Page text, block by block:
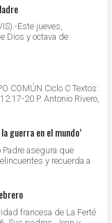
Este jueves,
Dios y octava de
COMÚN Ciclo C Textos:
20 P. Antonio Rivero,
guerra en el mundo’
Padre asegura que
y recuerda a
francesa de La Ferté